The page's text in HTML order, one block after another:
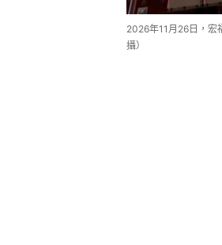
2026年11月26日，宏
攝）